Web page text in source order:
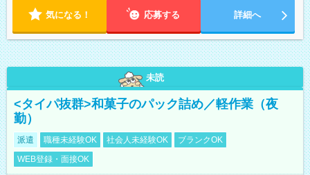
気になる！ 応募する 詳細へ
未読
<タイパ抜群>和菓子のパック詰め／軽作業（夜
勤）
派遣 職種未経験OK 社会人未経験OK
ブランクOK
WEB登録・面接OK